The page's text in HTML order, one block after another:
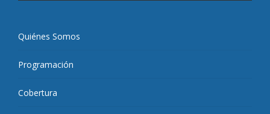
Quiénes Somos
Programación
Cobertura